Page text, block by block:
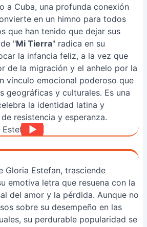
a Cuba, una profunda conexión
en un himno para todos
que han tenido que dejar sus
"Mi Tierra" radica en su
la infancia feliz, a la vez que
de la migración y el anhelo por la
vínculo emocional poderoso que
geográficas y culturales. Es una
la identidad latina y
resistencia y esperanza.
Gloria Estefan, trasciende
emotiva letra que resuena con la
del amor y la pérdida. Aunque no
sobre su desempeño en las
su perdurable popularidad se